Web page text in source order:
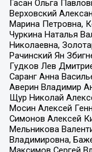
Гасан Ольга
Верховский
Марина Петровна,
Чуркина Наталья
Николаевна,
Рачинский Ян
Гудков Лев
Саранг Анна
Аверин Владимир
Щур Николай
Мосин Алексей
Симонов Алексей
Мельникова
Владимировна,